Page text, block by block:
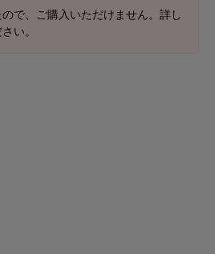
で、ご購入いただけません。詳し
い。